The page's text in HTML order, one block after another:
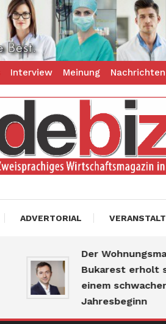
Interview Meinung Nachrichten
ADVERTORIAL
Der Wohnungsmarkt in
Bukarest erholt sich
einem schwachen
Jahresbeginn